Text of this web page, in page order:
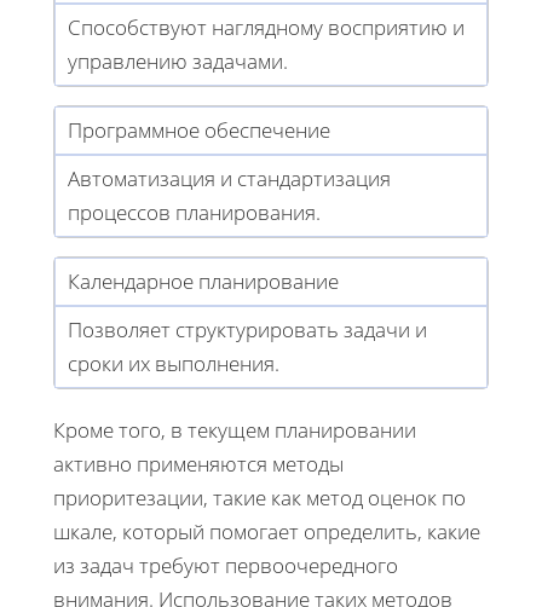
Способствуют наглядному восприятию и
управлению задачами.
Программное обеспечение
Автоматизация и стандартизация
процессов планирования.
Календарное планирование
Позволяет структурировать задачи и
сроки их выполнения.
Кроме того, в текущем планировании
активно применяются методы
приоритезации, такие как метод оценок по
шкале, который помогает определить, какие
из задач требуют первоочередного
внимания. Использование таких методов